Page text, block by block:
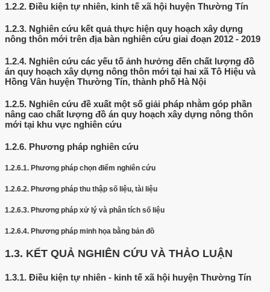
1.2.2. Điều kiện tự nhiên, kinh tế xã hội huyện Thường Tín
1.2.3. Nghiên cứu kết quả thực hiện quy hoạch xây dựng
nông thôn mới trên địa bàn nghiên cứu giai đoạn 2012 - 2019
1.2.4. Nghiên cứu các yếu tố ảnh hưởng đến chất lượng đồ
án quy hoạch xây dựng nông thôn mới tại hai xã Tô Hiệu và
Hồng Vân huyện Thường Tín, thành phố Hà Nội
1.2.5. Nghiên cứu đề xuất một số giải pháp nhằm góp phần
nâng cao chất lượng đồ án quy hoạch xây dựng nông thôn
mới tại khu vực nghiên cứu
1.2.6. Phương pháp nghiên cứu
1.2.6.1. Phương pháp chọn điểm nghiên cứu
1.2.6.2. Phương pháp thu thập số liệu, tài liệu
1.2.6.3. Phương pháp xử lý và phân tích số liệu
1.2.6.4. Phương pháp minh họa bằng bản đồ
1.3. KẾT QUẢ NGHIÊN CỨU VÀ THẢO LUẬN
1.3.1. Điều kiện tự nhiên - kinh tế xã hội huyện Thường Tín